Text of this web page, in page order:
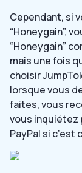
Cependant, si
“Honeygain”,
“Honeygain”
mais une fois
choisir
lorsque vous
faites, vous
vous inquiétez
PayPal si